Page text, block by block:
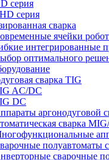
серия
серия
сварка
ячейки
интегрированные
оптимального
сварка TIG
AC/DC
DC
аргонодуговой
сварка
полуавтоматы
сварочные